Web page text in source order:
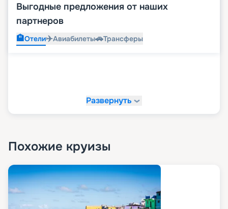
Выгодные предложения от наших
партнеров
🏨Отели✈️Авиабилеты🚗Трансферы
Развернуть
Похожие круизы